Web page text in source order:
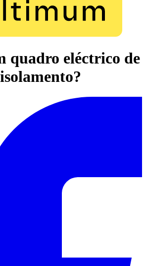
quadro eléctrico de